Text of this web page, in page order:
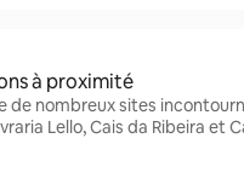
à proximité
de nombreux sites
Lello, Cais da Ribeira et